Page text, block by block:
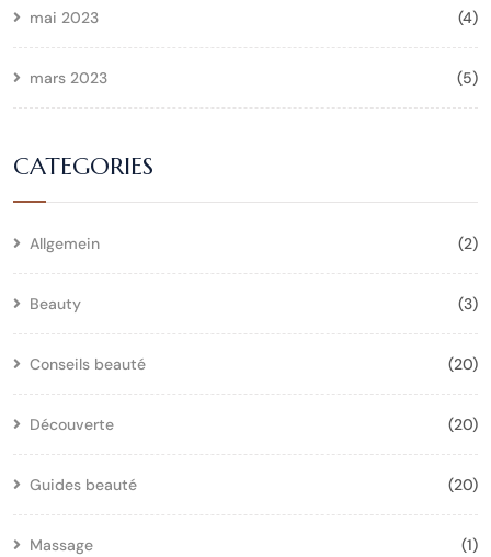
mai 2023 (4)
mars 2023 (5)
CATEGORIES
Allgemein (2)
Beauty (3)
Conseils beauté (20)
Découverte (20)
Guides beauté (20)
Massage (1)